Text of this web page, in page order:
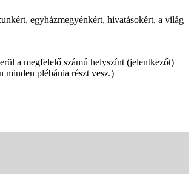
egyházmegyénkért, hivatásokért, a világ
a megfelelő számú helyszínt (jelentkezőt)
minden plébánia részt vesz.)